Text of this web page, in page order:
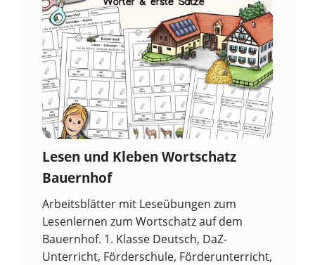
Lesen und Kleben Wortschatz
Bauernhof
Arbeitsblätter mit Leseübungen zum
Lesenlernen zum Wortschatz auf dem
Bauernhof. 1. Klasse Deutsch, DaZ-
Unterricht, Förderschule, Förderunterricht,